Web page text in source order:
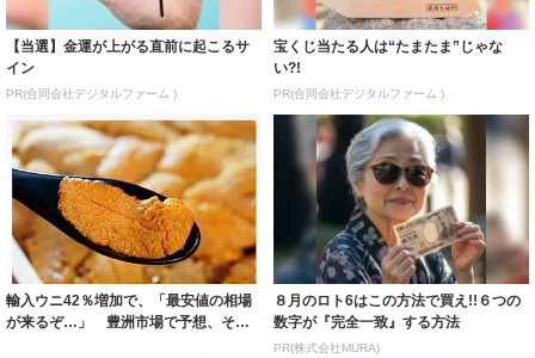
【当選】金運が上がる直前に起こるサ
イン
PR(合同会社デジタルファーム )
宝くじ当たる人は“たまたま”じゃな
い?!
PR(合同会社デジタルファーム )
輸入ウニ42％増加で、「最安値の相場
が来るぞ…」 豊洲市場で予想、その
８月のロト6はこの方法で買え!!６つの
数字が『完全一致』する方法
PR(株式会社MURA)